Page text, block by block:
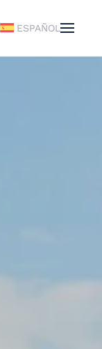
ESPAÑOL